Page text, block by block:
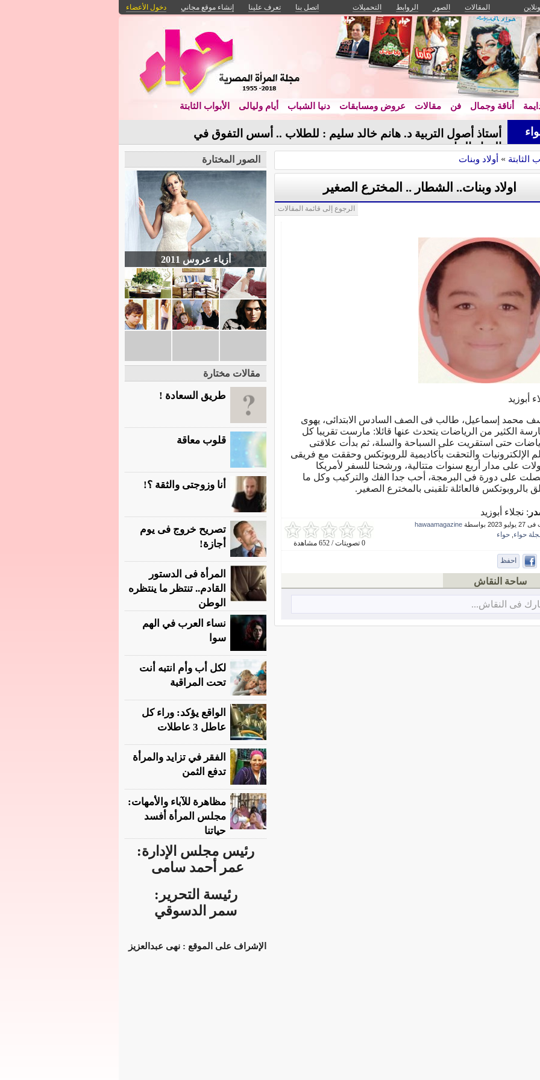
المقالات الصور الروابط التحميلات اتصل بنا تعرف علينا إنشاء موقع مجاني دخول الأعضاء
أناقة وجمال فن مقالات عروض ومسابقات دنيا الشباب أيام وليالى الأبواب الثابتة
أستاذ أصول التربية د. هانم خالد سليم : للطلاب .. أسس التفوق في
الحياة الجامعية
الثابتة » أولاد وبنات
اولاد وبنات.. الشطار .. المخترع الصغير
الرجوع إلى قائمة المقالات
أبوزيد
محمد إسماعيل، طالب فى الصف السادس الابتدائى، يهوى
الكثير من الرياضات يتحدث عنها قائلا: مارست تقريبا كل
حتى استقريت على السباحة والسلة، ثم بدأت علاقتى
الإلكترونيات والتحقت بأكاديمية للروبوتكس وحققت مع فريقى
على مدار أربع سنوات متتالية، ورشحنا للسفر لأمريكا
على دورة فى البرمجة، أحب جدا الفك والتركيب وكل ما
بالروبوتكس فالعائلة تلقبنى بالمخترع الصغير.
: نجلاء أبوزيد
0 تصويتات / 652 مشاهدة
2023 بواسطة hawaamagazine
حواء حواء
احفظ
ساحة النقاش
فى النقاش...
الصور المختارة
أزياء عروس 2011
مقالات مختارة
طريق السعادة !
قلوب معاقة
أنا وزوجتى والثقة ؟!
تصريح خروج فى يوم
أجازة!
المرأة فى الدستور
القادم.. تنتظر ما ينتظره
الوطن
نساء العرب في الهم
سوا
لكل أب وأم انتبه أنت
تحت المراقبة
الواقع يؤكد: وراء كل
عاطل 3 عاطلات
الفقر في تزايد والمرأة
تدفع الثمن
مظاهرة للآباء والأمهات:
مجلس المرأة أفسد
حياتنا
رئيس مجلس الإدارة:
عمر أحمد سامى
رئيسة التحرير:
سمر الدسوقي
الإشراف على الموقع : نهى عبدالعزيز